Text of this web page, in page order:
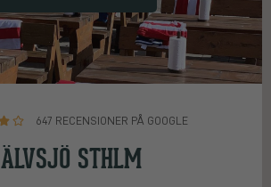
647 RECENSIONER PÅ GOOGLE
ÄLVSJÖ STHLM